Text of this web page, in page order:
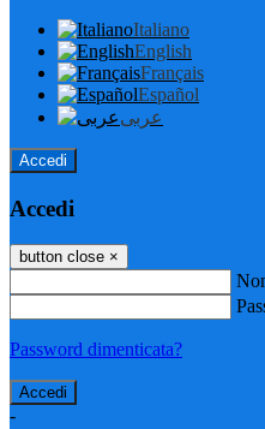
Italiano
English
Français
Español
عربى
Accedi
Accedi
button close ×
Password dimenticata?
-